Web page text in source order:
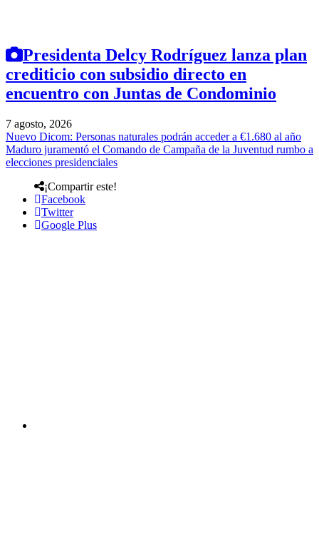
Presidenta Delcy Rodríguez lanza plan
crediticio con subsidio directo en
encuentro con Juntas de Condominio
7 agosto, 2026
Nuevo Dicom: Personas naturales podrán acceder a €1.680 al año
Maduro juramentó el Comando de Campaña de la Juventud rumbo a
elecciones presidenciales
¡Compartir este!
Facebook
Twitter
Google Plus